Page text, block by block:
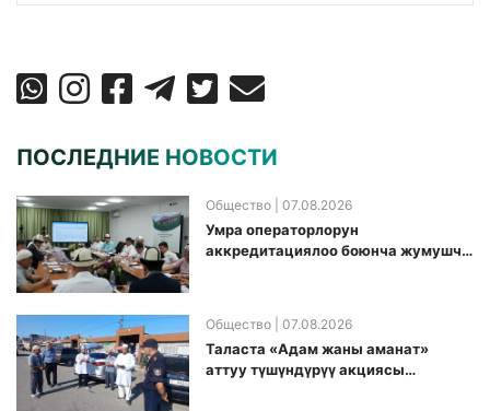
ПОСЛЕДНИЕ НОВОСТИ
Общество | 07.08.2026
Умра операторлорун
аккредитациялоо боюнча жумушчу
Общество | 07.08.2026
Таласта «Адам жаны аманат»
аттуу түшүндүрүү акциясы